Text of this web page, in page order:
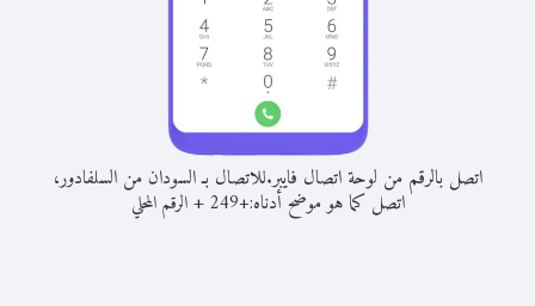
اتصل بالرقم من لوحة اتصال فايبر.للاتصال بـ السودان من السلفادور،
اتصل كما هو موضح أدناه:+
249
+الرقم المحلي